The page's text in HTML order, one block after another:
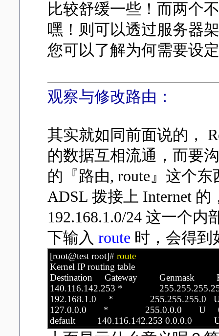
比较舒缓一些！而两个
嘿！则可以透过服务器
您可以了解为何需要设
观察与修改路由：
其实就如同前面说的，
的数据互相流通，而要
的『路由, route』这个
ADSL 拨接上 Internet
192.168.1.0/24 这一个
下输入 route 时，会得到
[root@test root]# route
Kernel IP routing table
Destination Gateway Genmask
140.116.142.253 *
192.168.1.0 *
127.0.0.0 * 255.0.0.0
default 140.116.142.253